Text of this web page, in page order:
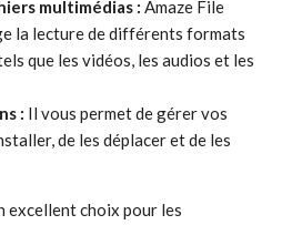
multimédias : Amaze File
la lecture de différents formats
que les vidéos, les audios et les
: Il vous permet de gérer vos
de les déplacer et de les
excellent choix pour les